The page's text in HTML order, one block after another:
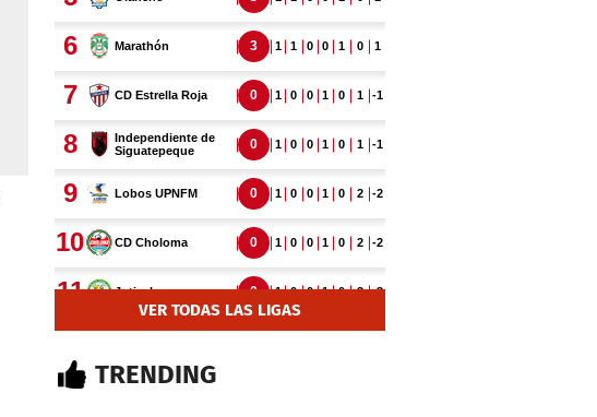
VER TODAS LAS LIGAS
TRENDING